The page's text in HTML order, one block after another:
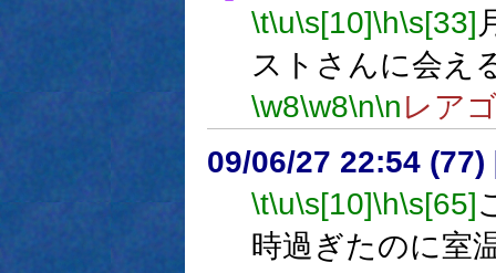
\t\u\s[10]\h\s[33]
ストさんに会え
\w8\w8\n\nレア
09/06/27 22:54 (77)
\t\u\s[10]\h\s[65]
時過ぎたのに室